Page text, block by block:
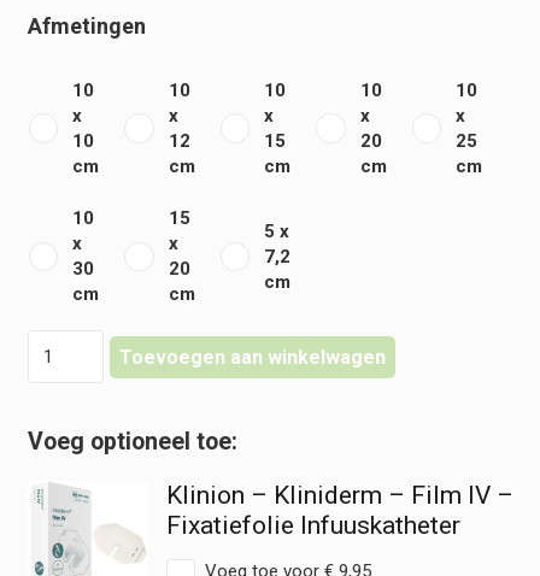
Afmetingen
10
x
10
cm
10
x
12
cm
10
x
15
cm
10
x
20
cm
10
x
25
cm
10
x
30
cm
15
x
20
cm
5 x
7,2
cm
Film
Waterdichte
Eilandpleister
hoeveelheid
Toevoegen aan winkelwagen
Klinion – Kliniderm – Film IV –
Fixatiefolie Infuuskatheter
Voeg toe voor €9,95